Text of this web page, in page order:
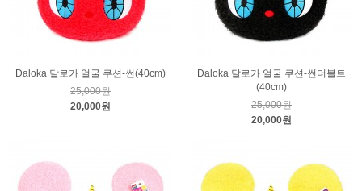
Daloka 달로카 얼굴 쿠션-썬(40cm)
25,000원
20,000원
Daloka 달로카 얼굴 쿠션-썬더볼트
(40cm)
25,000원
20,000원